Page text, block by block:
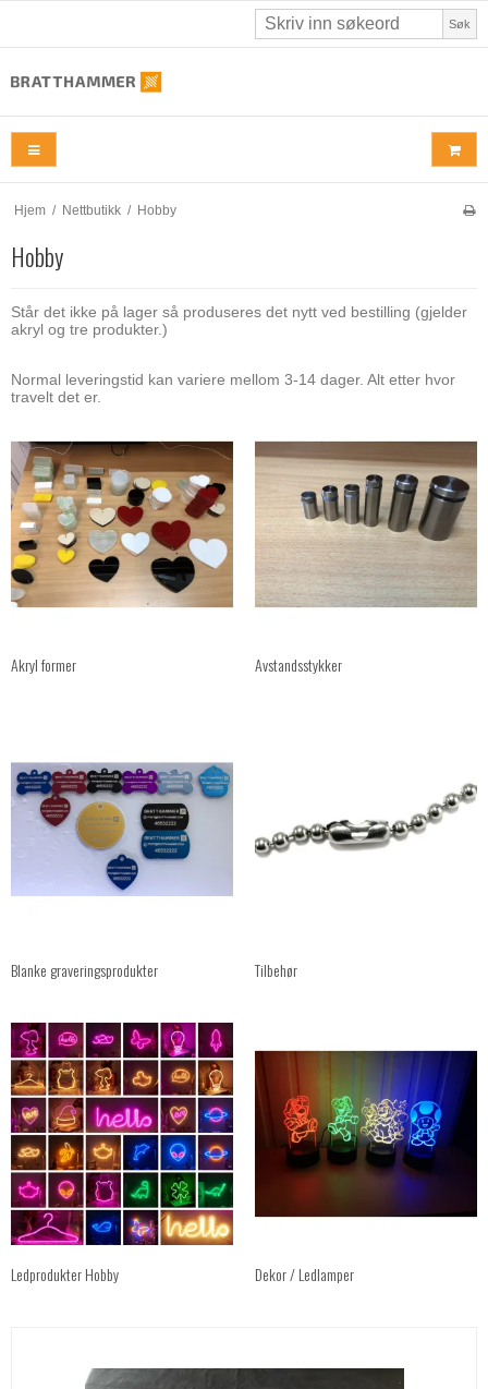
Søk
Hjem / Nettbutikk / Hobby
Hobby
Står det ikke på lager så produseres det nytt ved bestilling (gjelder
akryl og tre produkter.)
Normal leveringstid kan variere mellom 3-14 dager. Alt etter hvor
travelt det er.
Akryl former Avstandsstykker
Blanke graveringsprodukter Tilbehør
Ledprodukter Hobby Dekor / Ledlamper